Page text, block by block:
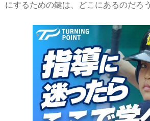
にするための鍵は、どこにあるのだろう